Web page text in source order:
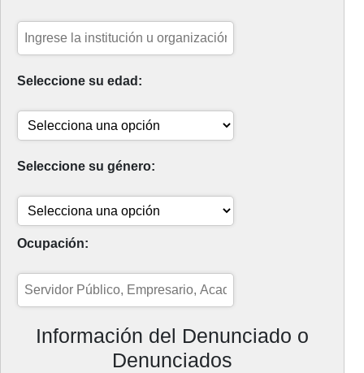
Seleccione su edad:
Seleccione su género:
Ocupación:
Información del Denunciado o
Denunciados